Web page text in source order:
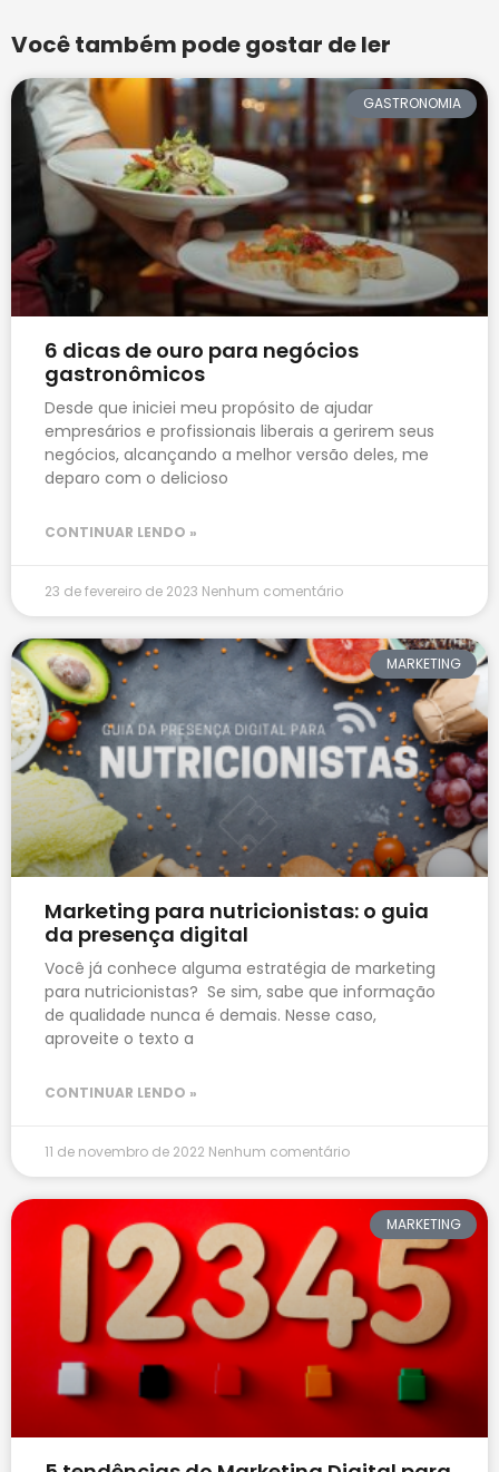
Você também pode gostar de ler
GASTRONOMIA
6 dicas de ouro para negócios
gastronômicos
Desde que iniciei meu propósito de ajudar
empresários e profissionais liberais a gerirem seus
negócios, alcançando a melhor versão deles, me
deparo com o delicioso
CONTINUAR LENDO »
23 de fevereiro de 2023 Nenhum comentário
MARKETING
Marketing para nutricionistas: o guia
da presença digital
Você já conhece alguma estratégia de marketing
para nutricionistas? Se sim, sabe que informação
de qualidade nunca é demais. Nesse caso,
aproveite o texto a
CONTINUAR LENDO »
11 de novembro de 2022 Nenhum comentário
MARKETING